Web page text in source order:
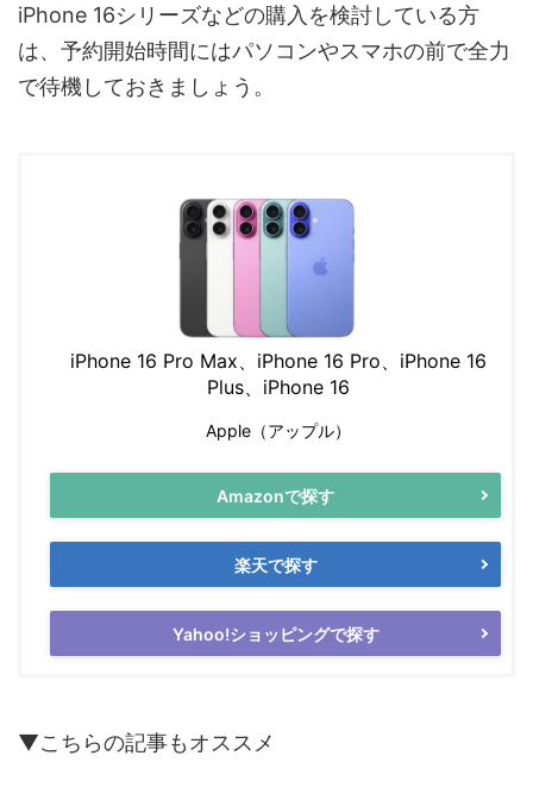
iPhone 16シリーズなどの購入を検討している方
は、予約開始時間にはパソコンやスマホの前で全力
で待機しておきましょう。
iPhone 16 Pro Max、iPhone 16 Pro、iPhone 16
Plus、iPhone 16
Apple（アップル）
Amazonで探す
楽天で探す
Yahoo!ショッピングで探す
▼こちらの記事もオススメ